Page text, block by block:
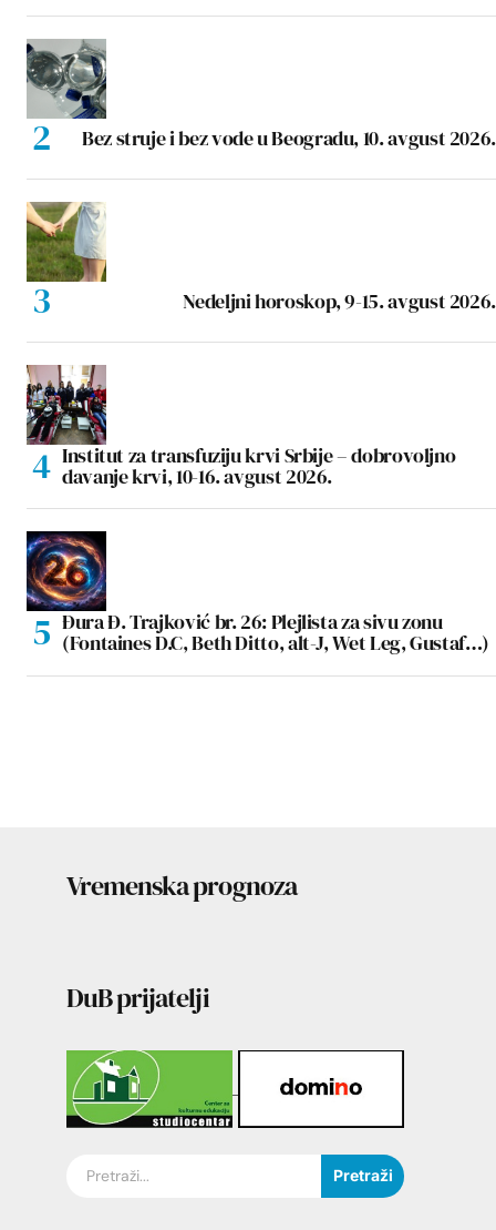
Bez struje i bez vode u Beogradu, 10. avgust 2026.
Nedeljni horoskop, 9-15. avgust 2026.
Institut za transfuziju krvi Srbije – dobrovoljno
davanje krvi, 10-16. avgust 2026.
Đura Đ. Trajković br. 26: Plejlista za sivu zonu
(Fontaines D.C, Beth Ditto, alt-J, Wet Leg, Gustaf…)
Vremenska prognoza
DuB prijatelji
Pretraži